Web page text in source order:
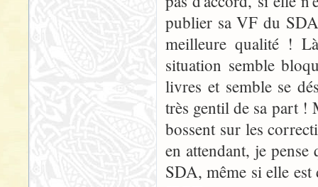
publier sa VF du
meilleure qualité !
situation semble
livres et semble se
très gentil de sa part !
bossent sur les
en attendant, je
SDA, même si elle